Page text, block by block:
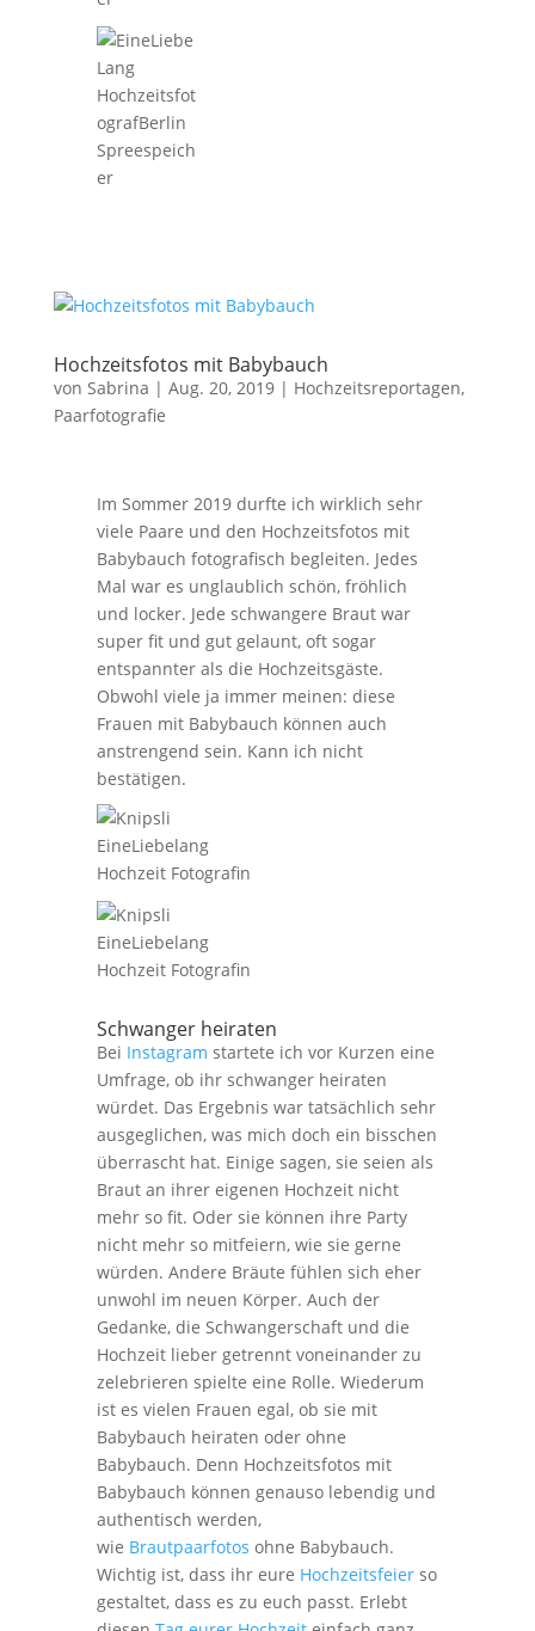
Hochzeitsfotos mit Babybauch
von Sabrina | Aug. 20, 2019| Hochzeitsreportagen,
Paarfotografie
Im Sommer 2019 durfte ich wirklich sehr
viele Paare und den Hochzeitsfotos mit
Babybauch fotografisch begleiten. Jedes
Mal war es unglaublich schön, fröhlich
und locker. Jede schwangere Braut war
super fit und gut gelaunt, oft sogar
entspannter als die Hochzeitsgäste.
Obwohl viele ja immer meinen: diese
Frauen mit Babybauch können auch
anstrengend sein. Kann ich nicht
bestätigen.
Schwanger heiraten
Bei Instagram startete ich vor Kurzen eine
Umfrage, ob ihr schwanger heiraten
würdet. Das Ergebnis war tatsächlich sehr
ausgeglichen, was mich doch ein bisschen
überrascht hat. Einige sagen, sie seien als
Braut an ihrer eigenen Hochzeit nicht
mehr so fit. Oder sie können ihre Party
nicht mehr so mitfeiern, wie sie gerne
würden. Andere Bräute fühlen sich eher
unwohl im neuen Körper. Auch der
Gedanke, die Schwangerschaft und die
Hochzeit lieber getrennt voneinander zu
zelebrieren spielte eine Rolle. Wiederum
ist es vielen Frauen egal, ob sie mit
Babybauch heiraten oder ohne
Babybauch. Denn Hochzeitsfotos mit
Babybauch können genauso lebendig und
authentisch werden,
wie Brautpaarfotos ohne Babybauch.
Wichtig ist, dass ihr eure Hochzeitsfeier so
gestaltet, dass es zu euch passt. Erlebt